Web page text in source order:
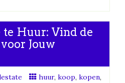
Huur: Vind de
Jouw
huur, koop, kopen,